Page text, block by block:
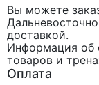
Вы можете
доставкой.
Информация об
товаров и
Оплата